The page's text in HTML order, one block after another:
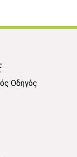
Οδηγός